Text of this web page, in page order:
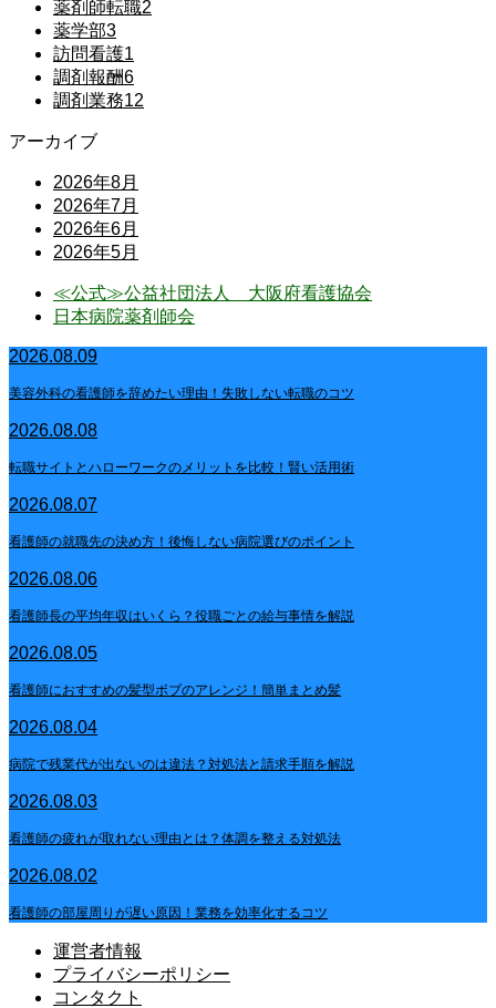
薬剤師転職2
薬学部3
訪問看護1
調剤報酬6
調剤業務12
アーカイブ
2026年8月
2026年7月
2026年6月
2026年5月
≪公式≫公益社団法人 大阪府看護協会
日本病院薬剤師会
2026.08.09
美容外科の看護師を辞めたい理由！失敗しない転職のコツ
2026.08.08
転職サイトとハローワークのメリットを比較！賢い活用術
2026.08.07
看護師の就職先の決め方！後悔しない病院選びのポイント
2026.08.06
看護師長の平均年収はいくら？役職ごとの給与事情を解説
2026.08.05
看護師におすすめの髪型ボブのアレンジ！簡単まとめ髪
2026.08.04
病院で残業代が出ないのは違法？対処法と請求手順を解説
2026.08.03
看護師の疲れが取れない理由とは？体調を整える対処法
2026.08.02
看護師の部屋周りが遅い原因！業務を効率化するコツ
運営者情報
プライバシーポリシー
コンタクト